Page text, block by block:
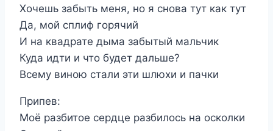
Хочешь забыть меня, но я снова тут как тут
Да, мой сплиф горячий
И на квадрате дыма забытый мальчик
Куда идти и что будет дальше?
Всему виною стали эти шлюхи и пачки
Припев:
Моё разбитое сердце разбилось на осколки